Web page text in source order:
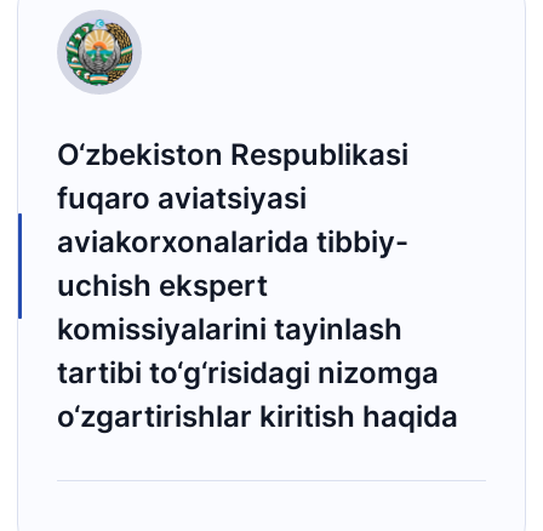
O‘zbekiston Respublikasi
fuqaro aviatsiyasi
aviakorxonalarida tibbiy-
uchish ekspert
komissiyalarini tayinlash
tartibi to‘g‘risidagi nizomga
o‘zgartirishlar kiritish haqida